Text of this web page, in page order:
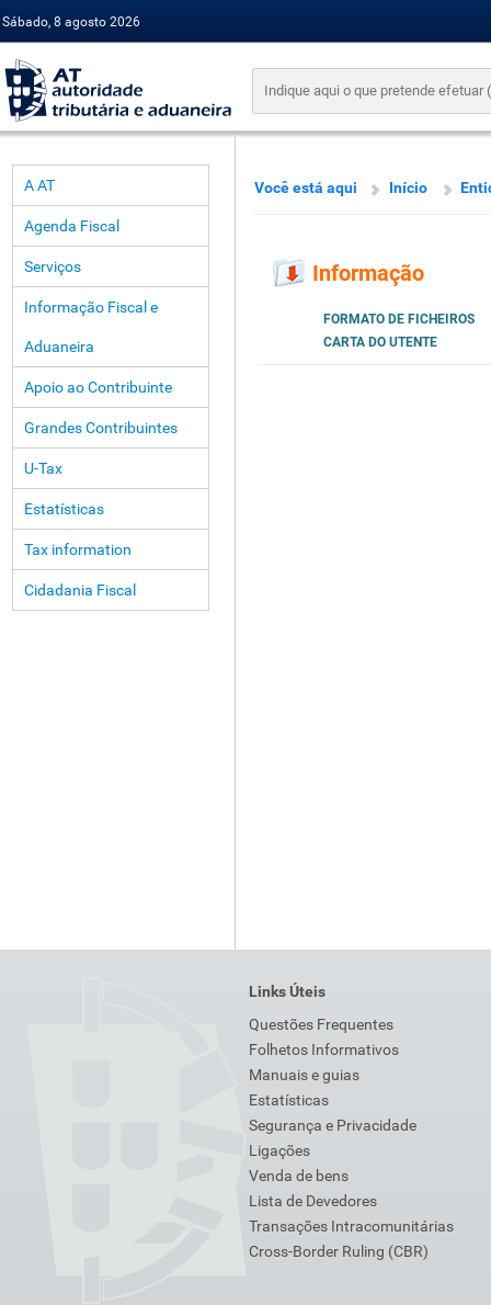
Sábado, 8 agosto 2026
A AT
Agenda Fiscal
Serviços
Informação Fiscal e
Aduaneira
Apoio ao Contribuinte
Grandes Contribuintes
U-Tax
Estatísticas
Tax information
Cidadania Fiscal
Você está aqui Início
Informação
FORMATO DE FICHEIROS
CARTA DO UTENTE
Links Úteis
Questões Frequentes
Folhetos Informativos
Manuais e guias
Estatísticas
Segurança e Privacidade
Ligações
Venda de bens
Lista de Devedores
Transações Intracomunitárias
Cross-Border Ruling (CBR)